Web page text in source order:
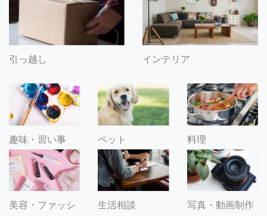
引っ越し インテリア
趣味・習い事 ペット 料理
美容・ファッシ
生活相談 写真・動画制作